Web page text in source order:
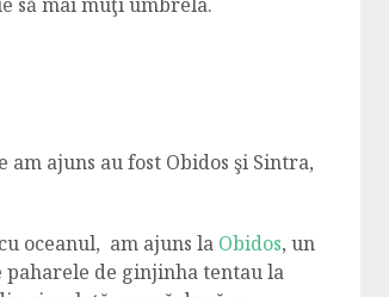
ajuns au fost Obidos şi Sintra,
oceanul, am ajuns la Obidos, un
paharele de ginjinha tentau la